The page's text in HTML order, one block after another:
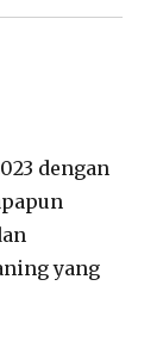
dengan
yang